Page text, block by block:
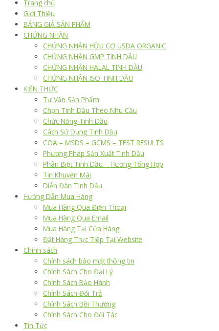
Trang chủ
Giới Thiệu
BẢNG GIÁ SẢN PHẨM
CHỨNG NHẬN
CHỨNG NHẬN HỮU CƠ USDA ORGANIC
CHỨNG NHẬN GMP TINH DẦU
CHỨNG NHẬN HALAL TINH DẦU
CHỨNG NHẬN ISO TINH DẦU
KIẾN THỨC
Tư Vấn Sản Phẩm
Chọn Tinh Dầu Theo Nhu Cầu
Chức Năng Tinh Dầu
Cách Sử Dụng Tinh Dầu
COA – MSDS – GCMS – TEST RESULTS
Phương Pháp Sản Xuất Tinh Dầu
Phân Biệt Tinh Dầu – Hương Tổng Hợp
Tin Khuyến Mãi
Diễn Đàn Tinh Dầu
Hướng Dẫn Mua Hàng
Mua Hàng Qua Điện Thoại
Mua Hàng Qua Email
Mua Hàng Tại Cửa Hàng
Đặt Hàng Trực Tiếp Tại Website
Chính sách
Chính sách bảo mật thông tin
Chính Sách Cho Đại Lý
Chính Sách Bảo Hành
Chính Sách Đổi Trả
Chính Sách Bồi Thường
Chính Sách Cho Đối Tác
Tin Tức